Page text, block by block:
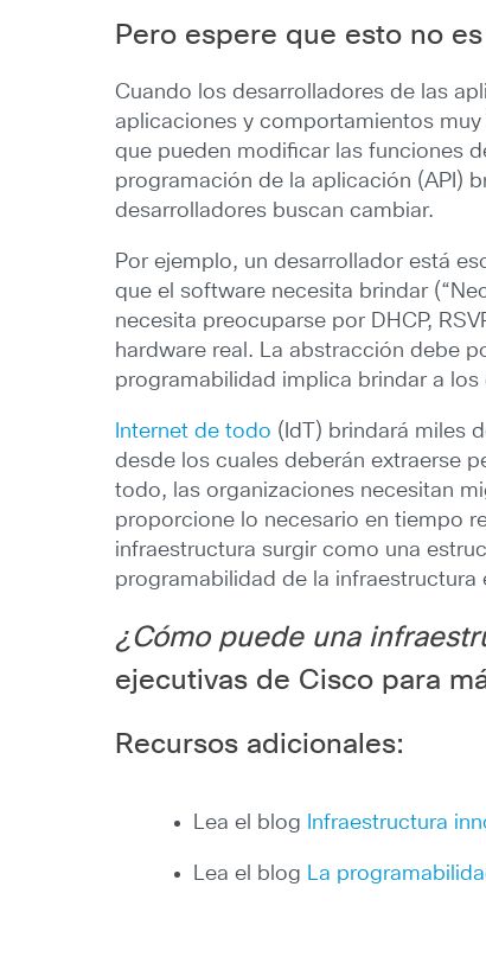
Pero espere que esto no
Cuando los desarrolladores de las
aplicaciones y comportamientos
que pueden modificar las funciones
programación de la aplicación (API)
desarrolladores buscan cambiar.
Por ejemplo, un desarrollador está
que el software necesita brindar
necesita preocuparse por DHCP,
hardware real. La abstracción debe
programabilidad implica brindar a
Internet de todo (IdT) brindará miles
desde los cuales deberán extraerse
todo, las organizaciones necesitan
proporcione lo necesario en tiempo
infraestructura surgir como una
programabilidad de la infraestructura
¿Cómo puede una
ejecutivas de Cisco para
Recursos adicionales:
Lea el blog Infraestructura
Lea el blog La